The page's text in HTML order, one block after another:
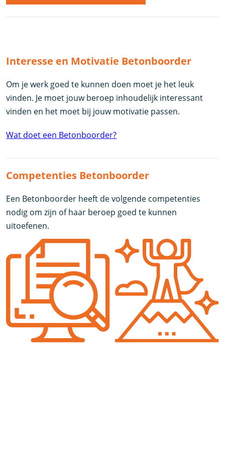
Interesse en Motivatie Betonboorder
Om je werk goed te kunnen doen moet je het leuk
vinden. Je moet jouw beroep inhoudelijk interessant
vinden en het moet bij jouw motivatie passen.
Wat doet een Betonboorder?
Competenties Betonboorder
Een Betonboorder heeft de volgende competenties
nodig om zijn of haar beroep goed te kunnen
uitoefenen.